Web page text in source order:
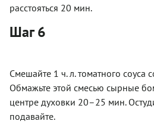
расстояться 20 мин.
Шаг 6
Смешайте 1 ч. л. томатного соуса
Обмажьте этой смесью сырные
центре духовки 20–25 мин.
подавайте.